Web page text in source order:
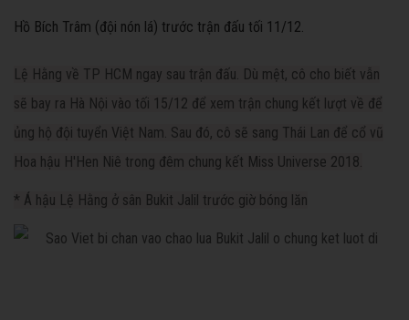
Hồ Bích Trâm (đội nón lá) trước trận đấu tối 11/12.
Lệ Hằng về TP HCM ngay sau trận đấu. Dù mệt, cô cho biết vẫn
sẽ bay ra Hà Nội vào tối 15/12 để xem trận chung kết lượt về để
ủng hộ đội tuyển Việt Nam. Sau đó, cô sẽ sang Thái Lan để cổ vũ
Hoa hậu H'Hen Niê trong đêm chung kết Miss Universe 2018.
* Á hậu Lệ Hằng ở sân Bukit Jalil trước giờ bóng lăn